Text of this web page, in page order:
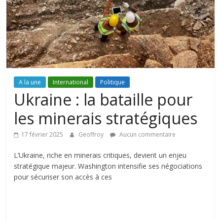
A la une International Politique
Ukraine : la bataille pour
les minerais stratégiques
17 février 2025 Geoffroy Aucun commentaire
L’Ukraine, riche en minerais critiques, devient un enjeu
stratégique majeur. Washington intensifie ses négociations
pour sécuriser son accès à ces